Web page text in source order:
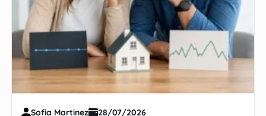
Sofia Martinez 28/07/2026